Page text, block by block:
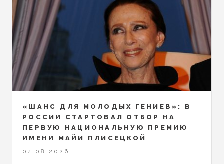
«ШАНС ДЛЯ МОЛОДЫХ ГЕНИЕВ»: В
РОССИИ СТАРТОВАЛ ОТБОР НА
ПЕРВУЮ НАЦИОНАЛЬНУЮ ПРЕМИЮ
ИМЕНИ МАЙИ ПЛИСЕЦКОЙ
04.08.2026